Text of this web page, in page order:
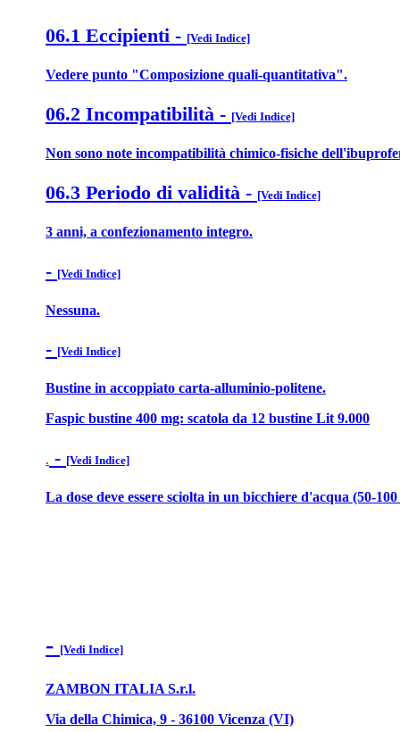
06.1 Eccipienti - [Vedi Indice]
Vedere punto "Composizione quali-quantitativa".
06.2 Incompatibilità - [Vedi Indice]
Non sono note incompatibilità chimico-fisiche
06.3 Periodo di validità - [Vedi Indice]
3 anni, a confezionamento integro.
- [Vedi Indice]
Nessuna.
- [Vedi Indice]
Bustine in accoppiato carta-alluminio-politene.
Faspic bustine 400 mg: scatola da 12 bustine Lit 9.000
. - [Vedi Indice]
La dose deve essere sciolta in un bicchiere d'acqua (50-
- [Vedi Indice]
ZAMBON ITALIA S.r.l.
Via della Chimica, 9 - 36100 Vicenza (VI)